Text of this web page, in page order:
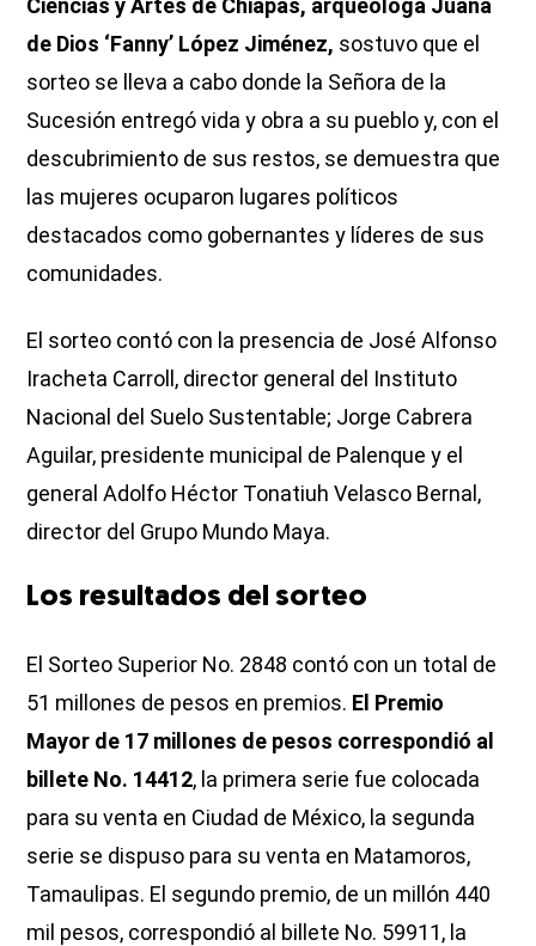
Ciencias y Artes de Chiapas, arqueóloga Juana
de Dios ‘Fanny’ López Jiménez, sostuvo que el
sorteo se lleva a cabo donde la Señora de la
Sucesión entregó vida y obra a su pueblo y, con el
descubrimiento de sus restos, se demuestra que
las mujeres ocuparon lugares políticos
destacados como gobernantes y líderes de sus
comunidades.
El sorteo contó con la presencia de José Alfonso
Iracheta Carroll, director general del Instituto
Nacional del Suelo Sustentable; Jorge Cabrera
Aguilar, presidente municipal de Palenque y el
general Adolfo Héctor Tonatiuh Velasco Bernal,
director del Grupo Mundo Maya.
Los resultados del sorteo
El Sorteo Superior No. 2848 contó con un total de
51 millones de pesos en premios. El Premio
Mayor de 17 millones de pesos correspondió al
billete No. 14412, la primera serie fue colocada
para su venta en Ciudad de México, la segunda
serie se dispuso para su venta en Matamoros,
Tamaulipas. El segundo premio, de un millón 440
mil pesos, correspondió al billete No. 59911, la